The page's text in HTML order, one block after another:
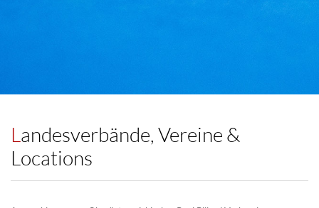
Landesverbände, Vereine &
Locations